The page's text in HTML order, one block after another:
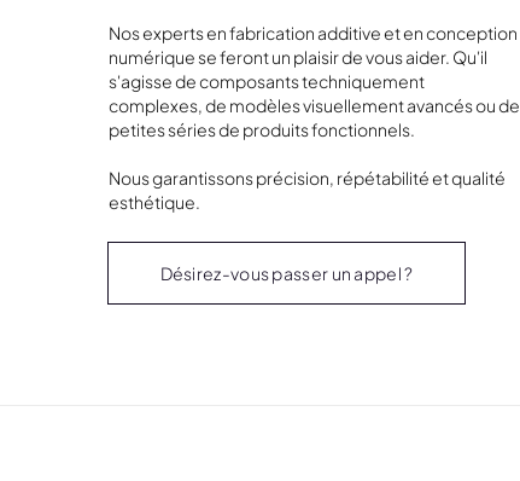
Nos experts en fabrication additive et en conception
numérique se feront un plaisir de vous aider. Qu'il
s'agisse de composants techniquement
complexes, de modèles visuellement avancés ou de
petites séries de produits fonctionnels.
Nous garantissons précision, répétabilité et qualité
esthétique.
Désirez-vous passer un appel ?